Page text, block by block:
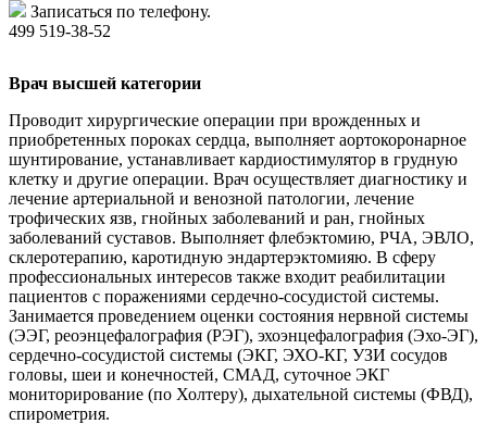
Записаться по телефону.
499 519-38-52
Врач высшей категории
Проводит хирургические операции при врожденных и
приобретенных пороках сердца, выполняет аортокоронарное
шунтирование, устанавливает кардиостимулятор в грудную
клетку и другие операции. Врач осуществляет диагностику и
лечение артериальной и венозной патологии, лечение
трофических язв, гнойных заболеваний и ран, гнойных
заболеваний суставов. Выполняет флебэктомию, РЧА, ЭВЛО,
склеротерапию, каротидную эндартерэктомияю. В сферу
профессиональных интересов также входит реабилитации
пациентов с поражениями сердечно-сосудистой системы.
Занимается проведением оценки состояния нервной системы
(ЭЭГ, реоэнцефалография (РЭГ), эхоэнцефалография (Эхо-ЭГ),
сердечно-сосудистой системы (ЭКГ, ЭХО-КГ, УЗИ сосудов
головы, шеи и конечностей, СМАД, суточное ЭКГ
мониторирование (по Холтеру), дыхательной системы (ФВД),
спирометрия.